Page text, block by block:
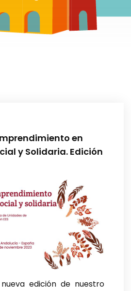
en
y Solidaria. Edición
edición de nuestro